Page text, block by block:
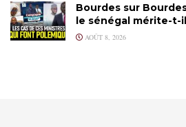
Bourdes sur
le sénégal mérite-t-
AOÛT 8, 2026